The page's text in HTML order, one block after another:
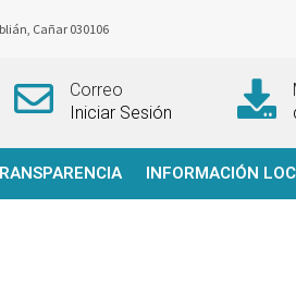
Cañar 030106
Correo
Iniciar Sesión
INFORMACIÓN